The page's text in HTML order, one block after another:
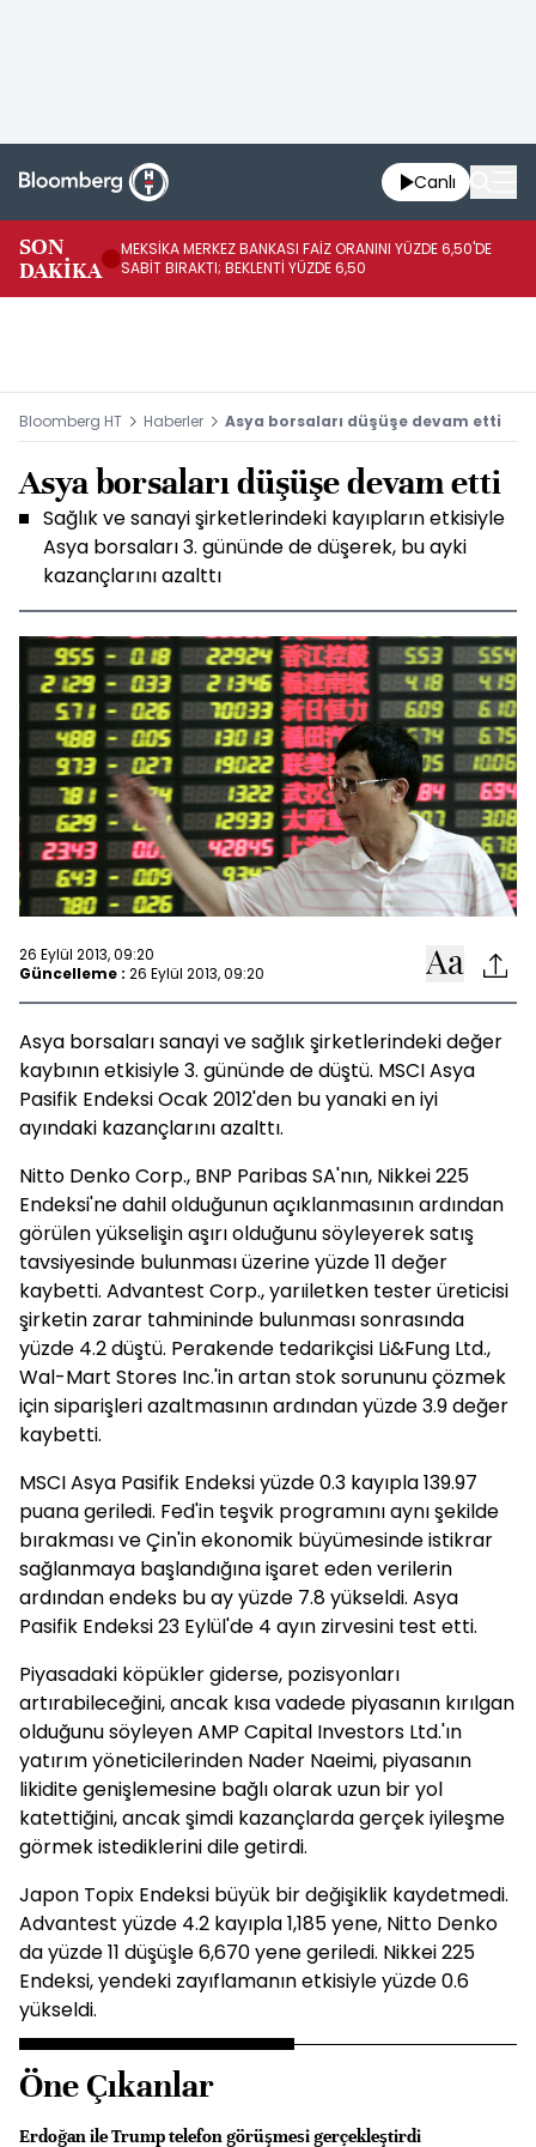
Canlı
SON
DAKİKA
MEKSİKA MERKEZ BANKASI FAİZ ORANINI YÜZDE 6,50'DE
SABİT BIRAKTI; BEKLENTİ YÜZDE 6,50
Bloomberg HT Haberler Asya borsaları düşüşe devam etti
Asya borsaları düşüşe devam etti
Sağlık ve sanayi şirketlerindeki kayıpların etkisiyle
Asya borsaları 3. gününde de düşerek, bu ayki
kazançlarını azalttı
26 Eylül 2013, 09:20
Güncelleme : 26 Eylül 2013, 09:20
Asya borsaları sanayi ve sağlık şirketlerindeki değer
kaybının etkisiyle 3. gününde de düştü. MSCI Asya
Pasifik Endeksi Ocak 2012'den bu yanaki en iyi
ayındaki kazançlarını azalttı.
Nitto Denko Corp., BNP Paribas SA'nın, Nikkei 225
Endeksi'ne dahil olduğunun açıklanmasının ardından
görülen yükselişin aşırı olduğunu söyleyerek satış
tavsiyesinde bulunması üzerine yüzde 11 değer
kaybetti. Advantest Corp., yarıiletken tester üreticisi
şirketin zarar tahmininde bulunması sonrasında
yüzde 4.2 düştü. Perakende tedarikçisi Li&Fung Ltd.,
Wal-Mart Stores Inc.'in artan stok sorununu çözmek
için siparişleri azaltmasının ardından yüzde 3.9 değer
kaybetti.
MSCI Asya Pasifik Endeksi yüzde 0.3 kayıpla 139.97
puana geriledi. Fed'in teşvik programını aynı şekilde
bırakması ve Çin'in ekonomik büyümesinde istikrar
sağlanmaya başlandığına işaret eden verilerin
ardından endeks bu ay yüzde 7.8 yükseldi. Asya
Pasifik Endeksi 23 Eylül'de 4 ayın zirvesini test etti.
Piyasadaki köpükler giderse, pozisyonları
artırabileceğini, ancak kısa vadede piyasanın kırılgan
olduğunu söyleyen AMP Capital Investors Ltd.'ın
yatırım yöneticilerinden Nader Naeimi, piyasanın
likidite genişlemesine bağlı olarak uzun bir yol
katettiğini, ancak şimdi kazançlarda gerçek iyileşme
görmek istediklerini dile getirdi.
Japon Topix Endeksi büyük bir değişiklik kaydetmedi.
Advantest yüzde 4.2 kayıpla 1,185 yene, Nitto Denko
da yüzde 11 düşüşle 6,670 yene geriledi. Nikkei 225
Endeksi, yendeki zayıflamanın etkisiyle yüzde 0.6
yükseldi.
Öne Çıkanlar
Erdoğan ile Trump telefon görüşmesi gerçekleştirdi